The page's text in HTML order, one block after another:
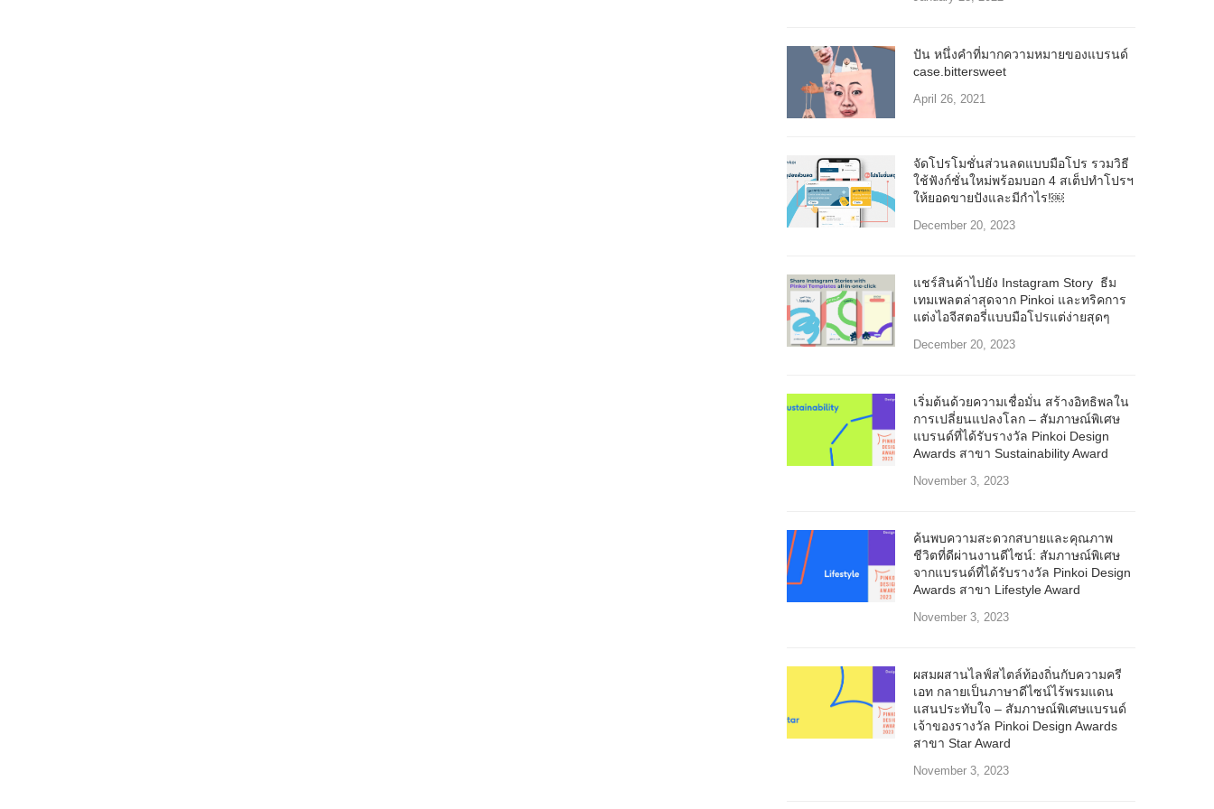
ปัน หนึ่งคำที่มากความหมายของแบรนด์
case.bittersweet
April 26, 2021
จัดโปรโมชั่นส่วนลดแบบมือโปร รวมวิธี
ใช้ฟังก์ชั่นใหม่พร้อมบอก 4 สเต็ปทำโปรฯ
ให้ยอดขายปังและมีกำไร!￼
December 20, 2023
แชร์สินค้าไปยัง Instagram Story ธีม
เทมเพลตล่าสุดจาก Pinkoi และทริคการ
แต่งไอจีสตอรี่แบบมือโปรแต่ง่ายสุดๆ
December 20, 2023
เริ่มต้นด้วยความเชื่อมั่น สร้างอิทธิพลใน
การเปลี่ยนแปลงโลก – สัมภาษณ์พิเศษ
แบรนด์ที่ได้รับรางวัล Pinkoi Design
Awards สาขา Sustainability Award
November 3, 2023
ค้นพบความสะดวกสบายและคุณภาพ
ชีวิตที่ดีผ่านงานดีไซน์: สัมภาษณ์พิเศษ
จากแบรนด์ที่ได้รับรางวัล Pinkoi Design
Awards สาขา Lifestyle Award
November 3, 2023
ผสมผสานไลฟ์สไตล์ท้องถิ่นกับความครี
เอท กลายเป็นภาษาดีไซน์ไร้พรมแดน
แสนประทับใจ – สัมภาษณ์พิเศษแบรนด์
เจ้าของรางวัล Pinkoi Design Awards
สาขา Star Award
November 3, 2023